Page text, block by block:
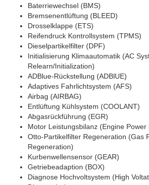
Baterriewechsel (BMS)
Bremsenentlüftung (BLEED)
Drosselklappe (ETS)
Reifendruck Kontrollsystem (TPMS)
Dieselpartikelfilter (DPF)
Initialisierung Klimaautomatik (AC
Relearn/Initialization)
ADBlue-Rückstellung (ADBlUE)
Adaptives Fahrlichtsystem (AFS)
Airbag (AIRBAG)
Entlüftung Kühlsystem (COOLANT)
Abgasrückführung (EGR)
Motor Leistungsbilanz (Engine
Otto-Partikelfilter Regeneration (Gas
Regeneration)
Kurbenwellensensor (GEAR)
Getriebeadaption (BOX)
Diagnose Hochvoltsystem (High